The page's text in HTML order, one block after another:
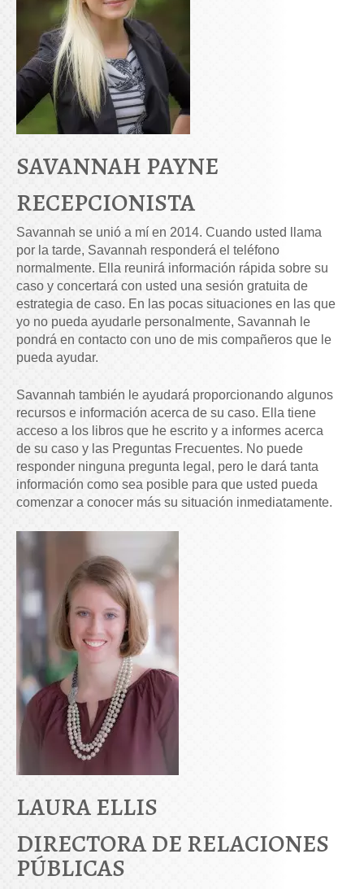
SAVANNAH PAYNE
RECEPCIONISTA
Savannah se unió a mí en 2014. Cuando usted llama
por la tarde, Savannah responderá el teléfono
normalmente. Ella reunirá información rápida sobre su
caso y concertará con usted una sesión gratuita de
estrategia de caso. En las pocas situaciones en las que
yo no pueda ayudarle personalmente, Savannah le
pondrá en contacto con uno de mis compañeros que le
pueda ayudar.
Savannah también le ayudará proporcionando algunos
recursos e información acerca de su caso. Ella tiene
acceso a los libros que he escrito y a informes acerca
de su caso y las Preguntas Frecuentes. No puede
responder ninguna pregunta legal, pero le dará tanta
información como sea posible para que usted pueda
comenzar a conocer más su situación inmediatamente.
LAURA ELLIS
DIRECTORA DE RELACIONES
PÚBLICAS